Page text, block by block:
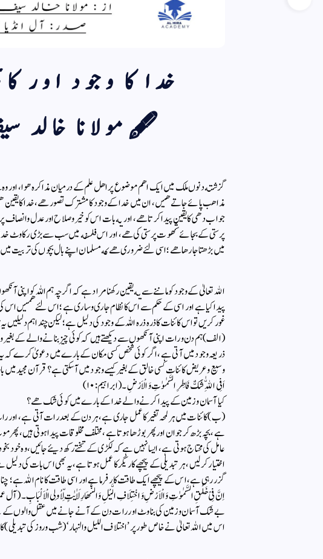
خدا كا وجود اور
🖋مولانا خالد
گزشته دنوں ملك میں ایك اهم موضوع پر اهل علم كے درمیان مذاكره هوا، اور
مذاهب پائے جاتے هیں، ان میں خدا كے وجود كا مشترك تصور هے، خدا كا یقین هی
جواب دهی كا یقین پیدا كرتا هے، اور یه بات اس كو خیروصلاح اور عدل
پرستی كے بجائے شهوت پرستی كی هے، اور اس فلسفه میں سب سے بڑی ركاوٹ خدا
میں بڑھتا جا رها هے؛ اسی لئے ضروری هے كه مسلمان اپنے بال بچوں كی تربیت
الله تعالیٰ كے وجود كو ماننے سے یه یقین ركھنا مراد ہے کہ اگرچہ ہم اللہ کو اپنی
پیدا کیا ہے اور اسی کے حکم سے اس کا نظام جاری وساری ہے؛ اس لئے همیں اس
غور كریں تو اس کائنات کا ذرہ ذرہ اللہ کے وجود کی دلیل ہے ؛ لیکن چند اہم دلیلیں
(الف) ہم دن و رات اپنی آنکھوں سے دیکھتے ہیں کہ کوئی چیز بنانے والے کے
ذریعہ وجود میں آتی ہے ، اگر کوئی شخص کسی مکان کے بارے میں دعویٰ کرے کہ یہ
وسیع وعریض کائنات کسی خالق کے بغیر کیسے وجود میں آسکتی ہے ؟ قرآن مجید میں
اَفِی اللّٰهِ شَكٌّ فَاطِرِ السَّمٰوٰتِ وَ الْاَرْضِ ۔ (ابراہیم: ۱۰)
كیا آسمان وزمین كے پیدا كرنے والے خدا كے بارے میں كوئی شك هے؟
(ب) کائنات میں ہر لمحہ تغیر کا عمل جاری ہے ، ہر دن کے بعد رات آتی ہے ، اور
ہے ، بچہ بڑھ کر جوان اور پھر بوڑھا ہوتا ہے ، مختلف مخلوقات پیدا ہوتی ہیں ، پھر
عامل کی محتاج ہوتی ہے ، ایسا نہیں ہے کہ لکڑی کے تختے رکھ دیئے جائیں ، وہ
اختیار کرلیں ، ہر تبدیلی کے پیچھے کاریگر کا عمل ہوتا ہے ، یہ بھی اس بات کی
گزر رہی ہے ، اس کے پیچھے ایک طاقت کار فرما ہے اور اسی طاقت کا نام اللہ ہے ؛
اِنَّ فِیْ خَلْقِ السَّمٰوٰتِ وَ الْاَرْضِ وَ اخْتِلَافِ الَّیْلِ وَ النَّهَارِ لَاٰیٰتٍ لِّاُولِی الْاَلْبَابِ ۔ (آل
بے شك آسمان وزمین كی بناوٹ اور رات دن كے آنے جانے میں عقل والوں كے
اس میں اللہ تعالیٰ نے خاص طور پر’ اختلاف اللیل والنہار‘ (شب وروز كی تبدیلی)